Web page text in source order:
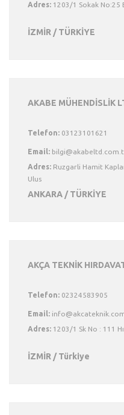
Adres: 1203/1 Sokak No:25
İZMİR / TÜRKİYE
AKABE MÜHENDİSLİK
Telefon: 03123101621
Email:
Adres: Ruzgarli Hamit
Ulus
ANKARA / TÜRKİYE
AKÇA TEKNİK
Telefon: 02324583905
Email:
Adres: 1203/1 Sk No : 111
İZMİR / Türkiye